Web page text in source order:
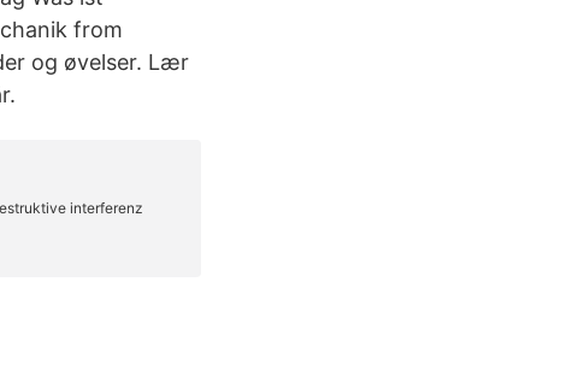
from
og øvelser. Lær